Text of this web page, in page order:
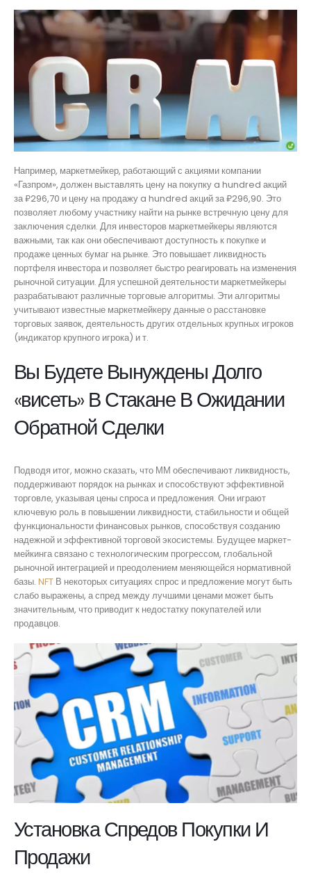
Например, маркетмейкер, работающий с акциями компании
«Газпром», должен выставлять цену на покупку a hundred акций
за ₽296,70 и цену на продажу a hundred акций за ₽296,90. Это
позволяет любому участнику найти на рынке встречную цену для
заключения сделки. Для инвесторов маркетмейкеры являются
важными, так как они обеспечивают доступность к покупке и
продаже ценных бумаг на рынке. Это повышает ликвидность
портфеля инвестора и позволяет быстро реагировать на изменения
рыночной ситуации. Для успешной деятельности маркетмейкеры
разрабатывают различные торговые алгоритмы. Эти алгоритмы
учитывают известные маркетмейкеру данные о расстановке
торговых заявок, деятельность других отдельных крупных игроков
(индикатор крупного игрока) и т.
Вы Будете Вынуждены Долго
«висеть» В Стакане В Ожидании
Обратной Сделки
Подводя итог, можно сказать, что ММ обеспечивают ликвидность,
поддерживают порядок на рынках и способствуют эффективной
торговле, указывая цены спроса и предложения. Они играют
ключевую роль в повышении ликвидности, стабильности и общей
функциональности финансовых рынков, способствуя созданию
надежной и эффективной торговой экосистемы. Будущее маркет-
мейкинга связано с технологическим прогрессом, глобальной
рыночной интеграцией и преодолением меняющейся нормативной
базы. NFT В некоторых ситуациях спрос и предложение могут быть
слабо выражены, а спред между лучшими ценами может быть
значительным, что приводит к недостатку покупателей или
продавцов.
Установка Спредов Покупки И
Продажи